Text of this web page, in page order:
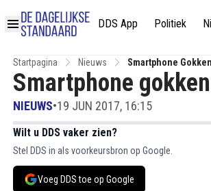
DDS App Politiek
Startpagina Nieuws Smartphone
Smartphone
NIEUWS•19 JUN 2017, 16:15
Wilt u DDS vaker zien?
Stel DDS in als voorkeursbron op Google.
Voeg DDS toe op Google